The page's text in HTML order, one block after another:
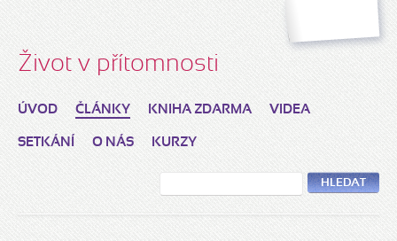
Život v přítomnosti
ÚVOD ČLÁNKY KNIHA ZDARMA VIDEA
SETKÁNÍ O NÁS KURZY
HLEDAT